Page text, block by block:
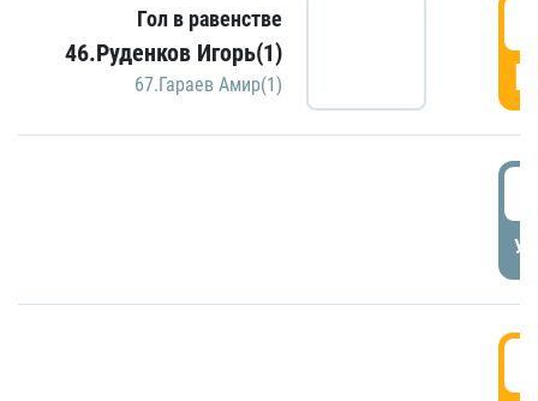
Гол в равенстве
46.Руденков Игорь(1)
67.Гараев Амир(1)